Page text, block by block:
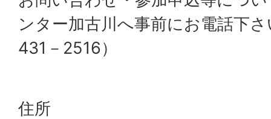
ンター加古川へ事前にお電話下
431－2516）
住所